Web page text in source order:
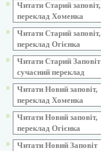
Читати Старий заповіт,
переклад Хоменка
Читати Старий заповіт,
переклад Огієнка
Читати Старий Заповіт
сучасний переклад
Читати Новий заповіт,
переклад Хоменка
Читати Новий заповіт,
переклад Огієнка
Читати Новий Заповіт